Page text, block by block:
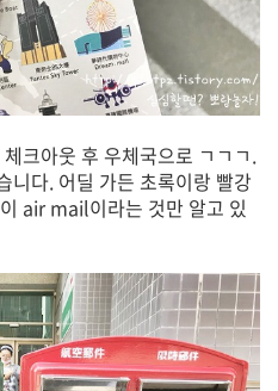
크아웃 후 우체국으로 ㄱㄱㄱ.
니다. 어딜 가든 초록이랑 빨강
air mail이라는 것만 알고 있